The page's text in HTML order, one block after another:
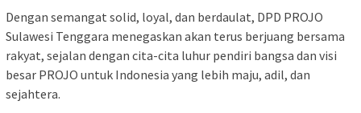
Dengan semangat solid, loyal, dan berdaulat, DPD PROJO
Sulawesi Tenggara menegaskan akan terus berjuang bersama
rakyat, sejalan dengan cita-cita luhur pendiri bangsa dan visi
besar PROJO untuk Indonesia yang lebih maju, adil, dan
sejahtera.